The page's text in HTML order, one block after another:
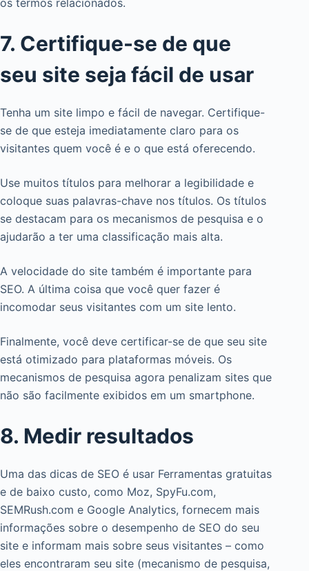
7. Certifique-se de que
seu site seja fácil de usar
Tenha um site limpo e fácil de navegar. Certifique-
se de que esteja imediatamente claro para os
visitantes quem você é e o que está oferecendo.
Use muitos títulos para melhorar a legibilidade e
coloque suas palavras-chave nos títulos. Os títulos
se destacam para os mecanismos de pesquisa e o
ajudarão a ter uma classificação mais alta.
A velocidade do site também é importante para
SEO. A última coisa que você quer fazer é
incomodar seus visitantes com um site lento.
Finalmente, você deve certificar-se de que seu site
está otimizado para plataformas móveis. Os
mecanismos de pesquisa agora penalizam sites que
não são facilmente exibidos em um smartphone.
8. Medir resultados
Uma das dicas de SEO é usar Ferramentas gratuitas
e de baixo custo, como Moz, SpyFu.com,
SEMRush.com e Google Analytics, fornecem mais
informações sobre o desempenho de SEO do seu
site e informam mais sobre seus visitantes – como
eles encontraram seu site (mecanismo de pesquisa,